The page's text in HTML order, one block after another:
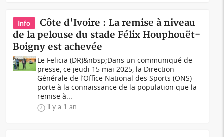
Info
Côte d'Ivoire : La remise à niveau
de la pelouse du stade Félix Houphouët-
Boigny est achevée
Le Felicia (DR)&nbsp;Dans un communiqué de
presse, ce jeudi 15 mai 2025, la Direction
Générale de l’Office National des Sports (ONS)
porte à la connaissance de la population que la
remise à...
il y a 1 an